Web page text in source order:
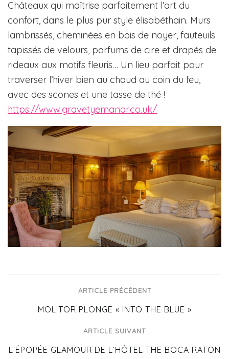
Châteaux qui maîtrise parfaitement l’art du
confort, dans le plus pur style élisabéthain. Murs
lambrissés, cheminées en bois de noyer, fauteuils
tapissés de velours, parfums de cire et drapés de
rideaux aux motifs fleuris… Un lieu parfait pour
traverser l’hiver bien au chaud au coin du feu,
avec des scones et une tasse de thé !
https://www.gravetyemanor.co.uk/
ARTICLE PRÉCÉDENT
MOLITOR PLONGE « INTO THE BLUE »
ARTICLE SUIVANT
L’ÉPOPÉE GLAMOUR DE L’HÔTEL THE BOCA RATON